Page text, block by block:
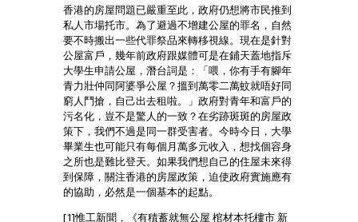
香港的房屋問題已嚴重至此，政府仍想將市民推到
私人市場托市。為了避過不增建公屋的罪名，自然
要不時搬出一些代罪祭品來轉移視線。現在是針對
公屋富戶，幾年前政府跟媒體可是在鋪天蓋地指斥
大學生申請公屋，潛台詞是：「喂，你有手有腳年
青力壯仲同阿婆爭公屋？搵到萬零二萬蚊就唔好同
窮人鬥搶，自己出去租啦。」政府對青年和富戶的
污名化，豈不是驚人的一致？在劣跡斑斑的房屋政
策下，我們不過是同一群受害者。今時今日，大學
畢業生也可能只有每個月萬多元收入，想找個容身
之所也是難比登天。如果我們想自己的住屋未來得
到保障，關注香港的房屋政策，迫使政府實施應有
的協助，必然是一個基本的起點。
[1]惟工新聞，《有積蓄就無公屋 棺材本托樓市 新